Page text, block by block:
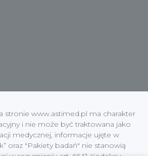
stronie www.astimed.pl ma charakter
i nie może być traktowana jako
medycznej, informacje ujęte w
oraz "Pakiety badań" nie stanowią